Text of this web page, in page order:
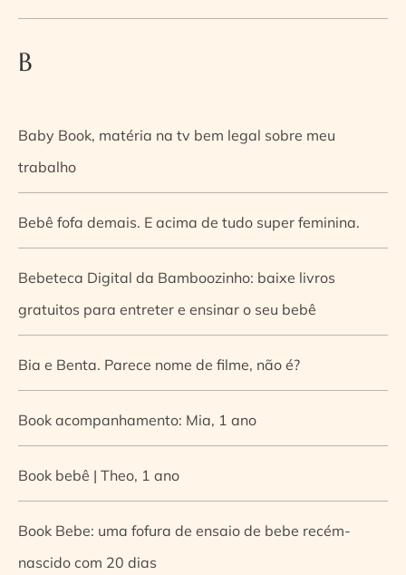
B
Baby Book, matéria na tv bem legal sobre meu
trabalho
Bebê fofa demais. E acima de tudo super feminina.
Bebeteca Digital da Bamboozinho: baixe livros
gratuitos para entreter e ensinar o seu bebê
Bia e Benta. Parece nome de filme, não é?
Book acompanhamento: Mia, 1 ano
Book bebê | Theo, 1 ano
Book Bebe: uma fofura de ensaio de bebe recém-
nascido com 20 dias